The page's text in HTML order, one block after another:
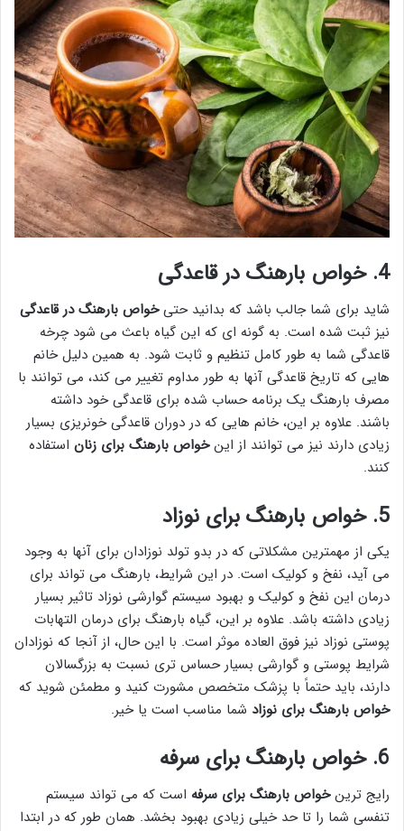
4. خواص بارهنگ در قاعدگی
شاید برای شما جالب باشد که بدانید حتیخواص بارهنگ در قاعدگی
نیز ثبت شده است. به گونه ای که این گیاه باعث می شود چرخه
قاعدگی شما به طور کامل تنظیم و ثابت شود. به همین دلیل خانم
هایی که تاریخ قاعدگی آنها به طور مداوم تغییر می کند، می توانند با
مصرف بارهنگ یک برنامه حساب شده برای قاعدگی خود داشته
باشند. علاوه بر این، خانم هایی که در دوران قاعدگی خونریزی بسیار
زیادی دارند نیز می توانند از اینخواص بارهنگ برای زنان استفاده
کنند.
5. خواص بارهنگ برای نوزاد
یکی از مهمترین مشکلاتی که در بدو تولد نوزادان برای آنها به وجود
می آید، نفخ و کولیک است. در این شرایط، بارهنگ می تواند برای
درمان این نفخ و کولیک و بهبود سیستم گوارشی نوزاد تاثیر بسیار
زیادی داشته باشد. علاوه بر این، گیاه بارهنگ برای درمان التهابات
پوستی نوزاد نیز فوق العاده موثر است. با این حال، از آنجا که نوزادان
شرایط پوستی و گوارشی بسیار حساس تری نسبت به بزرگسالان
دارند، باید حتماً با پزشک متخصص مشورت کنید و مطمئن شوید که
خواص بارهنگ برای نوزاد شما مناسب است یا خیر.
6. خواص بارهنگ برای سرفه
رایج ترینخواص بارهنگ برای سرفه است که می تواند سیستم
تنفسی شما را تا حد خیلی زیادی بهبود بخشد. همان طور که در ابتدا